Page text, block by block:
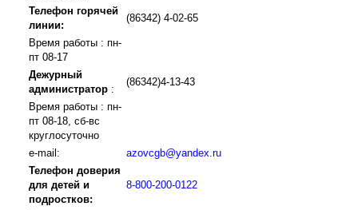
Телефон горячей
линии:
(86342) 4-02-65
Время работы : пн-
пт 08-17
Дежурный
администратор :
(86342)4-13-43
Время работы : пн-
пт 08-18, сб-вс
круглосуточно
e-mail:
azovcgb@yandex.ru
Телефон доверия
для детей и
подростков:
8-800-200-0122